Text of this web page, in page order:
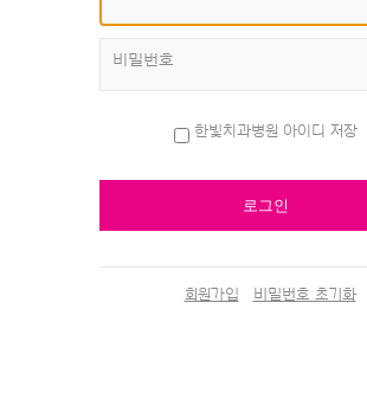
비밀번호
한빛치과병원 아이디 저장
회원가입 비밀번호 초기화